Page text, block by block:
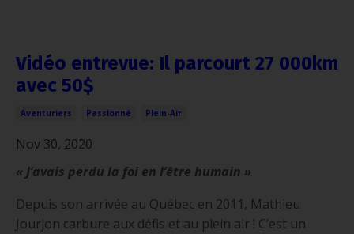
Vidéo entrevue: Il parcourt 27 000km
avec 50$
Aventuriers Passionné Plein-Air
Nov 30, 2020
« J’avais perdu la foi en l’être humain »
Depuis son arrivée au Québec en 2011, Mathieu
Jourjon carbure aux défis et au plein air ! C’est un